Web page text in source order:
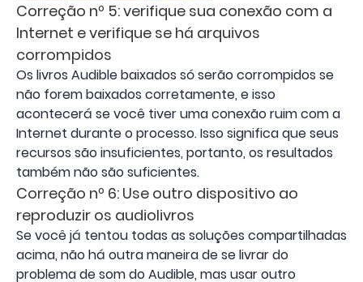
Correção nº 5: verifique sua conexão com a
Internet e verifique se há arquivos
corrompidos
Os livros Audible baixados só serão corrompidos se
não forem baixados corretamente, e isso
acontecerá se você tiver uma conexão ruim com a
Internet durante o processo. Isso significa que seus
recursos são insuficientes, portanto, os resultados
também não são suficientes.
Correção nº 6: Use outro dispositivo ao
reproduzir os audiolivros
Se você já tentou todas as soluções compartilhadas
acima, não há outra maneira de se livrar do
problema de som do Audible, mas usar outro